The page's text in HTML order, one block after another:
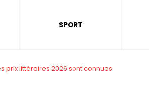
SPORT
prix littéraires 2026 sont connues